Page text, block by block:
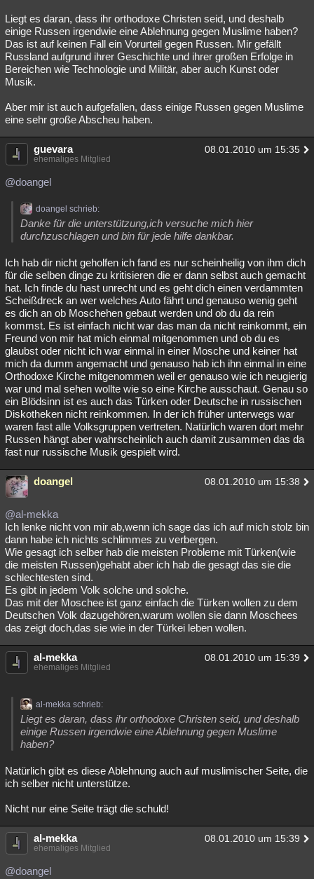
Liegt es daran, dass ihr orthodoxe Christen seid, und deshalb
einige Russen irgendwie eine Ablehnung gegen Muslime haben?
Das ist auf keinen Fall ein Vorurteil gegen Russen. Mir gefällt
Russland aufgrund ihrer Geschichte und ihrer großen Erfolge in
Bereichen wie Technologie und Militär, aber auch Kunst oder
Musik.
Aber mir ist auch aufgefallen, dass einige Russen gegen Muslime
eine sehr große Abscheu haben.
guevara 08.01.2010 um 15:35
ehemaliges Mitglied
@doangel
doangel schrieb:
Danke für die unterstützung,ich versuche mich hier
durchzuschlagen und bin für jede hilfe dankbar.
Ich hab dir nicht geholfen ich fand es nur scheinheilig von ihm dich
für die selben dinge zu kritisieren die er dann selbst auch gemacht
hat. Ich finde du hast unrecht und es geht dich einen verdammten
Scheißdreck an wer welches Auto fährt und genauso wenig geht
es dich an ob Moschehen gebaut werden und ob du da rein
kommst. Es ist einfach nicht war das man da nicht reinkommt, ein
Freund von mir hat mich einmal mitgenommen und ob du es
glaubst oder nicht ich war einmal in einer Mosche und keiner hat
mich da dumm angemacht und genauso hab ich ihn einmal in eine
Orthodoxe Kirche mitgenommen weil er genauso wie ich neugierig
war und mal sehen wollte wie so eine Kirche ausschaut. Genau so
ein Blödsinn ist es auch das Türken oder Deutsche in russischen
Diskotheken nicht reinkommen. In der ich früher unterwegs war
waren fast alle Volksgruppen vertreten. Natürlich waren dort mehr
Russen hängt aber wahrscheinlich auch damit zusammen das da
fast nur russische Musik gespielt wird.
doangel 08.01.2010 um 15:38
@al-mekka
Ich lenke nicht von mir ab,wenn ich sage das ich auf mich stolz bin
dann habe ich nichts schlimmes zu verbergen.
Wie gesagt ich selber hab die meisten Probleme mit Türken(wie
die meisten Russen)gehabt aber ich hab die gesagt das sie die
schlechtesten sind.
Es gibt in jedem Volk solche und solche.
Das mit der Moschee ist ganz einfach die Türken wollen zu dem
Deutschen Volk dazugehören,warum wollen sie dann Moschees
das zeigt doch,das sie wie in der Türkei leben wollen.
al-mekka 08.01.2010 um 15:39
ehemaliges Mitglied
al-mekka schrieb:
Liegt es daran, dass ihr orthodoxe Christen seid, und deshalb
einige Russen irgendwie eine Ablehnung gegen Muslime
haben?
Natürlich gibt es diese Ablehnung auch auf muslimischer Seite, die
ich selber nicht unterstütze.
Nicht nur eine Seite trägt die schuld!
al-mekka 08.01.2010 um 15:39
ehemaliges Mitglied
@doangel